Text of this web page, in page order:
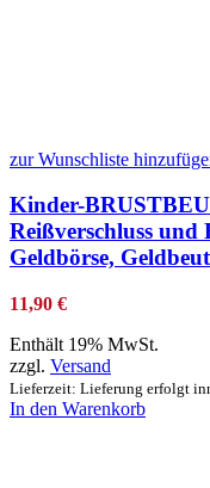
zur Wunschliste
Kinder-
Reißverschluss und
Geldbörse,
11,90 €
Enthält 19% MwSt.
zzgl. Versand
Lieferzeit: Lieferung erfolgt
In den Warenkorb